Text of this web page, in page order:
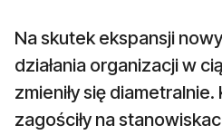
Na skutek ekspansji
działania organizacji w
zmieniły się diametralnie.
zagościły na